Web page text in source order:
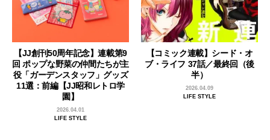
【JJ創刊50周年記念】連載第9
回 ポップな野菜の仲間たちが主
役「ガーデンスタッフ」グッズ
11選：前編【JJ昭和レトロ学
園】
2026.04.01
LIFE STYLE
【コミック連載】シード・オ
ブ・ライフ 37話／最終回（後
半）
2026.04.09
LIFE STYLE